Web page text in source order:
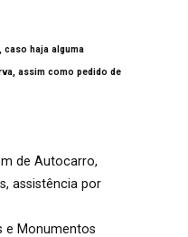
caso haja alguma
assim como pedido de
de Autocarro,
assistência por
e Monumentos